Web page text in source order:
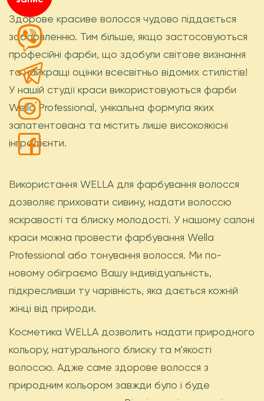
Здорове красиве волосся чудово піддається
забарвленню. Тим більше, якщо застосовуються
професійні фарби, що здобули світове визнання
та найкращі оцінки всесвітньо відомих стилістів!
У нашій студії краси використовуються фарби
Wella Professional, унікальна формула яких
запатентована та містить лише високоякісні
інгредієнти.
Використання WELLA для фарбування волосся
дозволяє приховати сивину, надати волоссю
яскравості та блиску молодості. У нашому салоні
краси можна провести фарбування Wella
Professional або тонування волосся. Ми по-
новому обіграємо Вашу індивідуальність,
підкресливши ту чарівність, яка дається кожній
жінці від природи.
Косметика WELLA дозволить надати природного
кольору, натурального блиску та м'якості
волоссю. Адже саме здорове волосся з
природним кольором завжди було і буде